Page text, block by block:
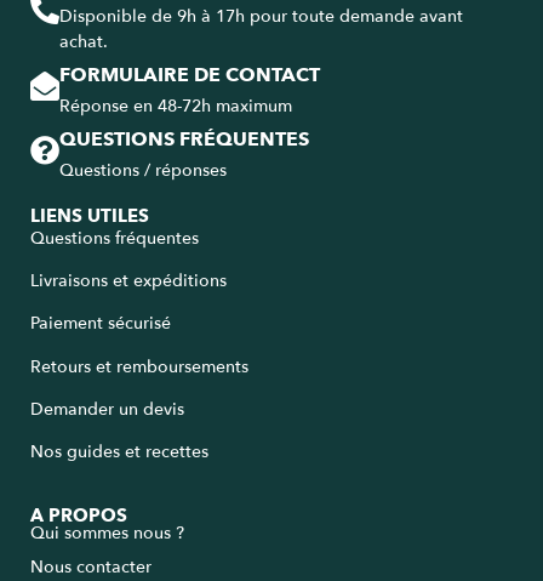
Disponible de 9h à 17h pour toute demande avant
achat.
FORMULAIRE DE CONTACT
Réponse en 48-72h maximum
QUESTIONS FRÉQUENTES
Questions / réponses
LIENS UTILES
Questions fréquentes
Livraisons et expéditions
Paiement sécurisé
Retours et remboursements
Demander un devis
Nos guides et recettes
A PROPOS
Qui sommes nous ?
Nous contacter